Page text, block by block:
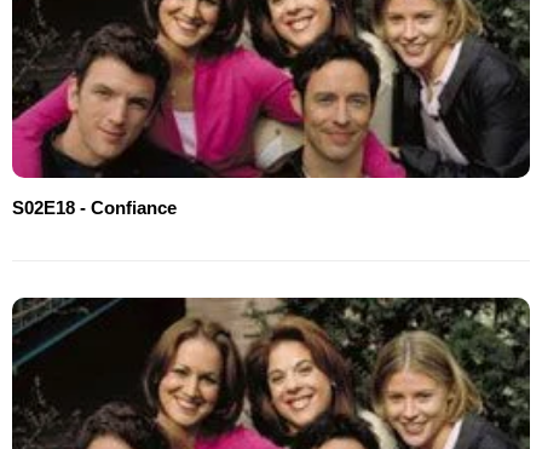
S02E18 - Confiance